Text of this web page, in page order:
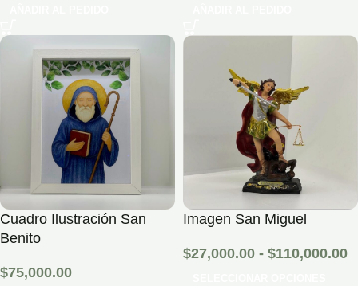
Cuadro Ilustración San
Benito
$75,000.00
Imagen San Miguel
$27,000.00 - $110,000.00